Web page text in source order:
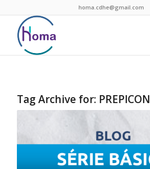
homa.cdhe@gmail.com
Tag Archive for: PREPICON